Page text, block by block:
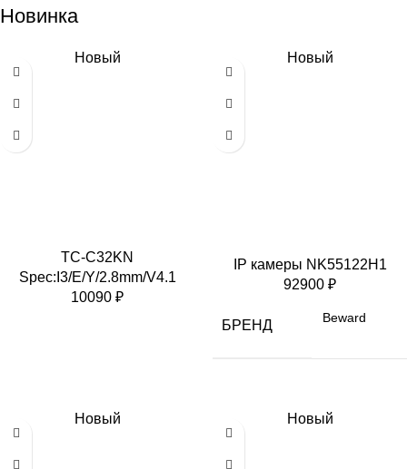
Новинка
Новый
TC-C32KN
Spec:I3/E/Y/2.8mm/V4.1
10090 ₽
Новый
IP камеры NK55122H1
92900 ₽
БРЕНД Beward
Новый Новый